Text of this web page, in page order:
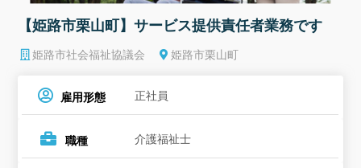
【姫路市栗山町】サービス提供責任者業務です
姫路市社会福祉協議会 姫路市栗山町
雇用形態 正社員
職種 介護福祉士